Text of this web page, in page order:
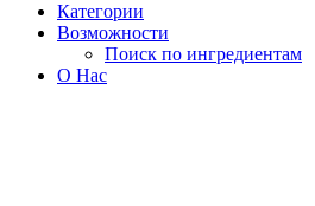
Категории
Возможности
Поиск по ингредиентам
О Нас